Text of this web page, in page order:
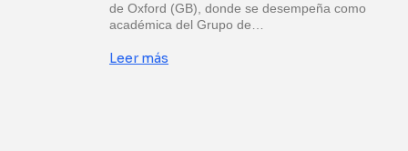
de Oxford (GB), donde se desempeña como
académica del Grupo de…
Leer más